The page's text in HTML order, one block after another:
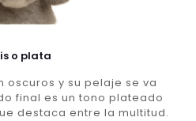
o plata
oscuros y su pelaje se va
final es un tono plateado
destaca entre la multitud.